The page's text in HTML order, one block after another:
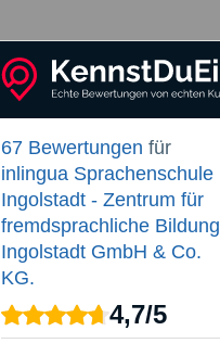
67 Bewertungen für
inlingua Sprachenschule
Ingolstadt - Zentrum für
fremdsprachliche Bildung
Ingolstadt GmbH & Co.
KG.
4,7/5